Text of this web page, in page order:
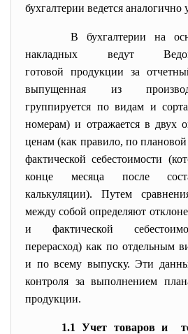
бухгалтерии ведется аналогично
В бухгалтерии на
накладных ведут
готовой продукции за
выпущенная из
группируется по видам и
номерам) и отражается в двух
ценам (как правило, по
фактической себестоимости
конце месяца после
калькуляции). Путем
между собой определяют
и фактической
перерасход) как по отдельным
и по всему выпуску. Эти
контроля за выполнением
продукции.
1.1 Учет товаров и